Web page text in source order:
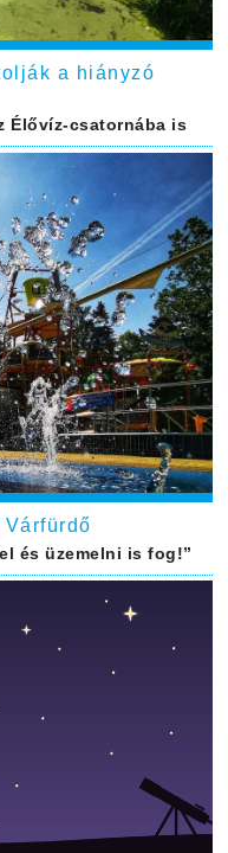
a hiányzó
Élővíz-csatornába is
és üzemelni is fog!”